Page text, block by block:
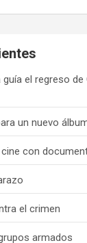
el regreso de
un nuevo
con
el crimen
armados